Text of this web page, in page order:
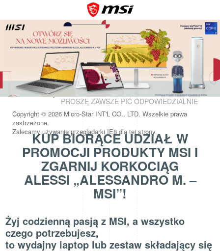
PROSZĘ ZAWSZE PIĆ ODPOWIEDZIALNIE
KUP BIORĄCE UDZIAŁ W
PROMOCJI PRODUKTY MSI I
ZGARNIJ KORKOCIĄG
ALESSI „ALESSANDRO M. –
MSI”!
Żyj codzienną pasją z MSI, a wszystko
czego potrzebujesz,
to wydajny laptop lub zestaw składający się
Copyright © 2026 Micro-Star INT'L CO., LTD. Wszelkie prawa
zastrzeżone.
Zalecamy używanie przeglądarki IE8 dla tej strony.
Polityka Cookie
Polityka prywatności
Warunki korzystania z serwisu